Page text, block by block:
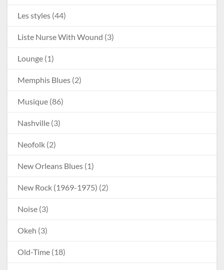
Les styles (44)
Liste Nurse With Wound (3)
Lounge (1)
Memphis Blues (2)
Musique (86)
Nashville (3)
Neofolk (2)
New Orleans Blues (1)
New Rock (1969-1975) (2)
Noise (3)
Okeh (3)
Old-Time (18)